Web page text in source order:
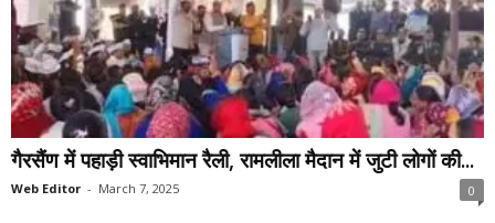
गैरसैंण में पहाड़ी स्वाभिमान रैली, रामलीला मैदान में जुटी लोगों की...
Web Editor - March 7, 2025 0